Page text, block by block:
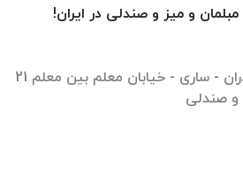
و میز و صندلی در ایران!
آدرس فروشگاه ما: مازندران - ساری - خیابان معلم بین معلم 21